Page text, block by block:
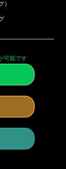
）
可能です